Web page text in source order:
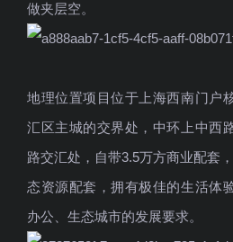
做夹层空。
地理位置项目位于上海西南门户
汇区主城的交界处，中环上中西
路交汇处，自带3.5万方商业配套
态资源配套，拥有极佳的生活体
办公、生态城市的发展要求。